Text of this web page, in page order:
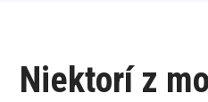
Niektorí z